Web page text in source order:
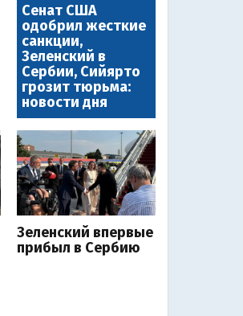
Сенат США
одобрил жесткие
санкции,
Зеленский в
Сербии, Сийярто
грозит тюрьма:
новости дня
Зеленский впервые
прибыл в Сербию